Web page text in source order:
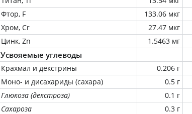
Фтор, F
133.06 мкг
Хром, Cr
27.47 мкг
Цинк, Zn
1.5463 мг
Усвояемые углеводы
Крахмал и декстрины 0.206 г
Моно- и дисахариды (сахара)
0.5 г
Глюкоза (декстроза)
0.1 г
Сахароза
0.3 г